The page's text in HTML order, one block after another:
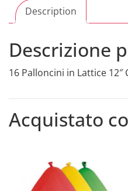
Description
Descrizione
16 Palloncini in Lattice 12″
Acquistato